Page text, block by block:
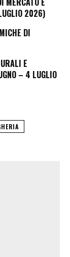
2026)
DI
E
– 4 LUGLIO